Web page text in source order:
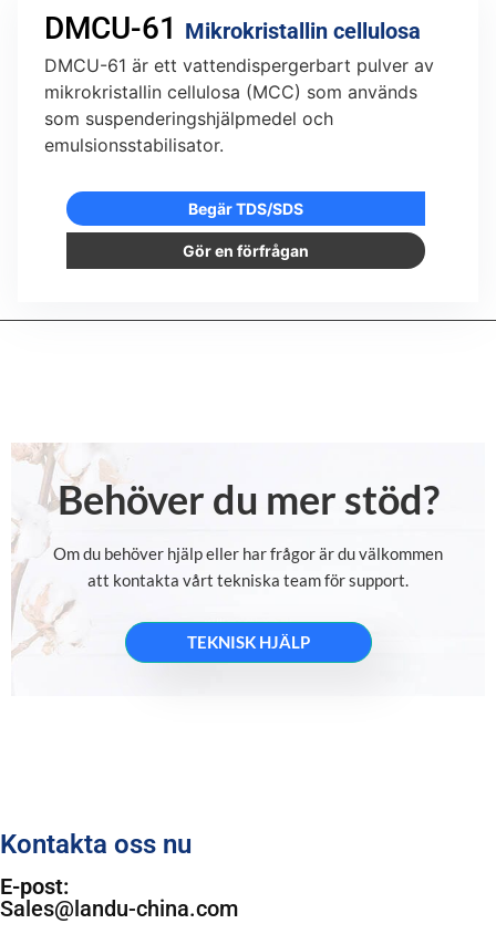
DMCU-61 Mikrokristallin cellulosa
DMCU-61 är ett vattendispergerbart pulver av
mikrokristallin cellulosa (MCC) som används
som suspenderingshjälpmedel och
emulsionsstabilisator.
Begär TDS/SDS
Gör en förfrågan
Behöver du mer stöd?
Om du behöver hjälp eller har frågor är du välkommen
att kontakta vårt tekniska team för support.
TEKNISK HJÄLP
Kontakta oss nu
E-post:
Sales@landu-china.com